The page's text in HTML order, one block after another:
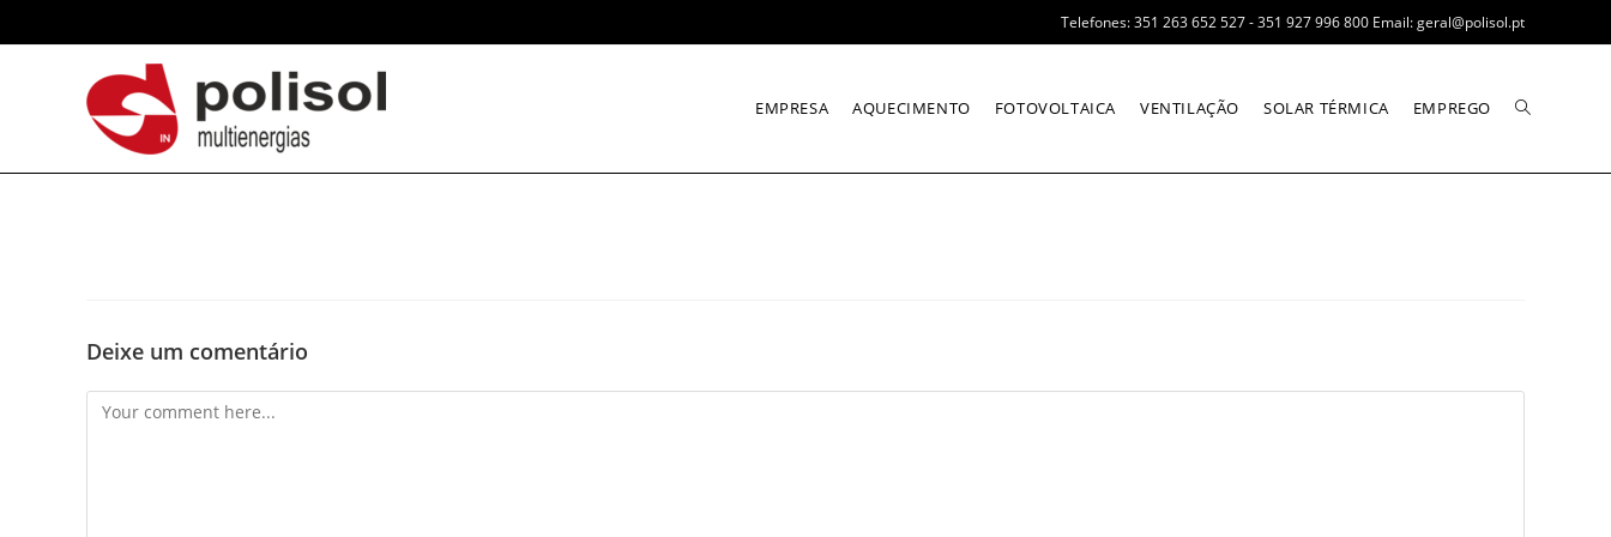
Telefones: 351 263 652 527 - 351 927 996 800 Email: geral@polisol.pt
EMPRESA AQUECIMENTO FOTOVOLTAICA VENTILAÇÃO SOLAR TÉRMICA EMPREGO
Deixe um comentário